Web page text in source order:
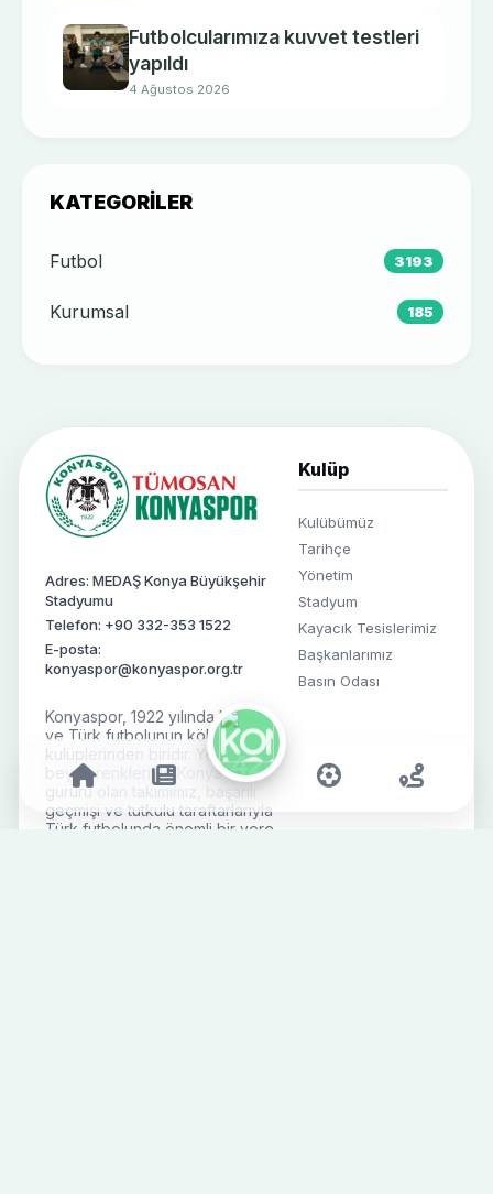
Futbolcularımıza kuvvet testleri
yapıldı
4 Ağustos 2026
KATEGORILER
Futbol 3193
Kurumsal 185
Adres: MEDAŞ Konya Büyükşehir
Stadyumu
Telefon: +90 332-353 1522
E-posta:
konyaspor@konyaspor.org.tr
Konyaspor, 1922 yılında kurulan
ve Türk futbolunun köklü
kulüplerinden biridir. Yeşil-
beyaz renkleriyle Konya'nın
gururu olan takımımız, başarılı
geçmişi ve tutkulu taraftarlarıyla
Türk futbolunda önemli bir yere
Kulüp
Kulübümüz
Tarihçe
Yönetim
Stadyum
Kayacık Tesislerimiz
Başkanlarımız
Basın Odası